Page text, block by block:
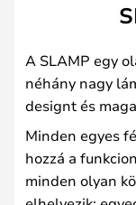
A SLAMP egy
néhány nagy
designt és
Minden egyes
hozzá a
minden olyan